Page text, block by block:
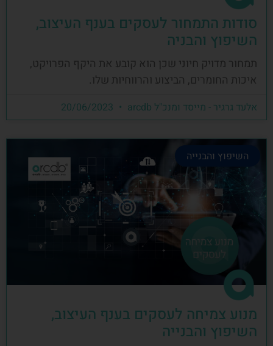
סודות התמחור לעסקים בענף העיצוב,
השיפוץ והבניה
תמחור מדויק חיוני שכן הוא קובע את היקף הפרויקט,
איכות החומרים, הביצוע והרווחיות שלו.
אלעד גרגיר - מייסד ומנכ"ל arcdb
השיפוץ והבנייה
מנוע צמיחה לעסקים בענף העיצוב,
השיפוץ והבנייה